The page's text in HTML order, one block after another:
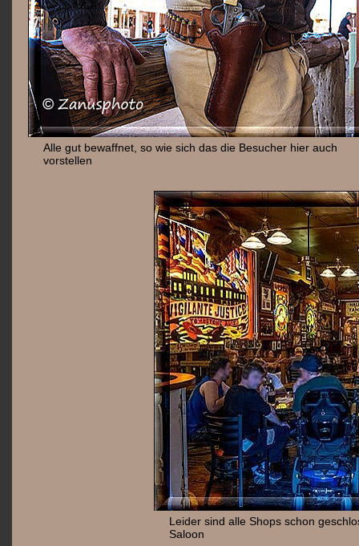
Alle gut bewaffnet, so wie sich das die Besucher hier auch
vorstellen
Leider sind alle Shops schon
Saloon